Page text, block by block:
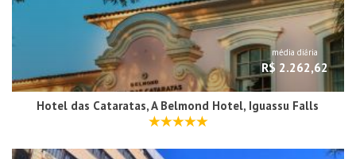
média diária
R$ 2.262,62
Hotel das Cataratas, A Belmond Hotel, Iguassu Falls